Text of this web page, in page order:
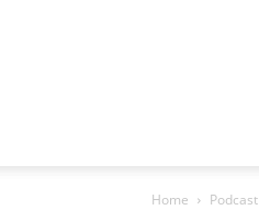
Home Podcast